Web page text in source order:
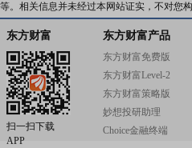
等。相关信息并未经过本网站证实，不对您